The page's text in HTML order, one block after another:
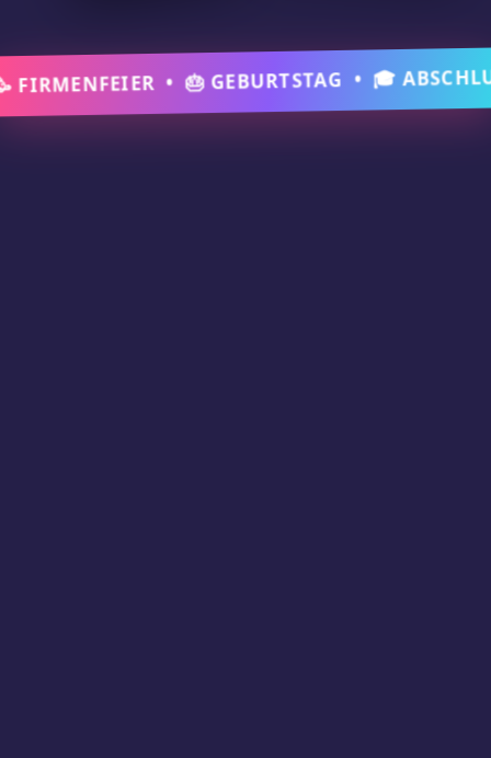
• 🎂 GEBURTSTAG • 🎓